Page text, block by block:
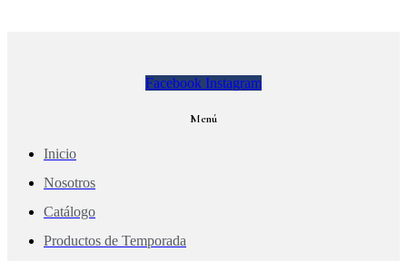
Facebook Instagram
Menú
Inicio
Nosotros
Catálogo
Productos de Temporada